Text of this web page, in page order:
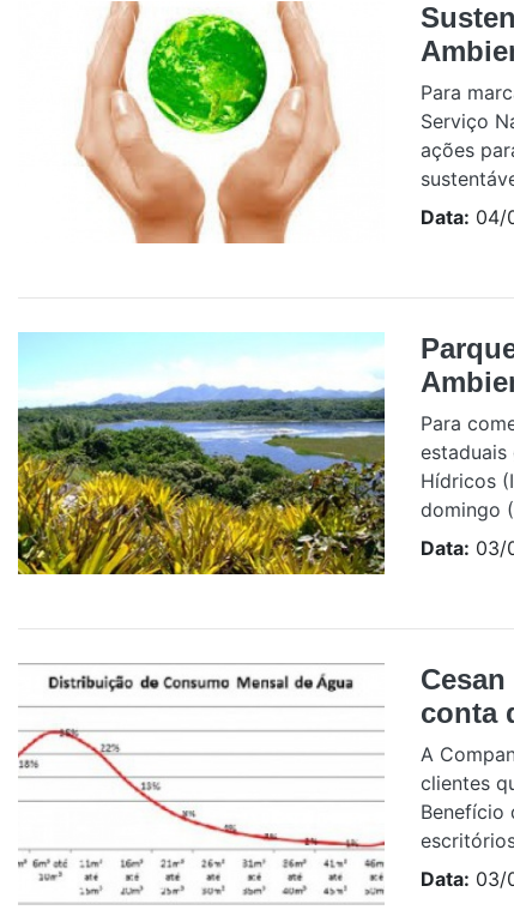
Para
Serviço
ações
Data: 04/
Para
estaduais
Hídricos
domingo
Data: 03/
conta
A
clientes
Benefício
Data: 03/